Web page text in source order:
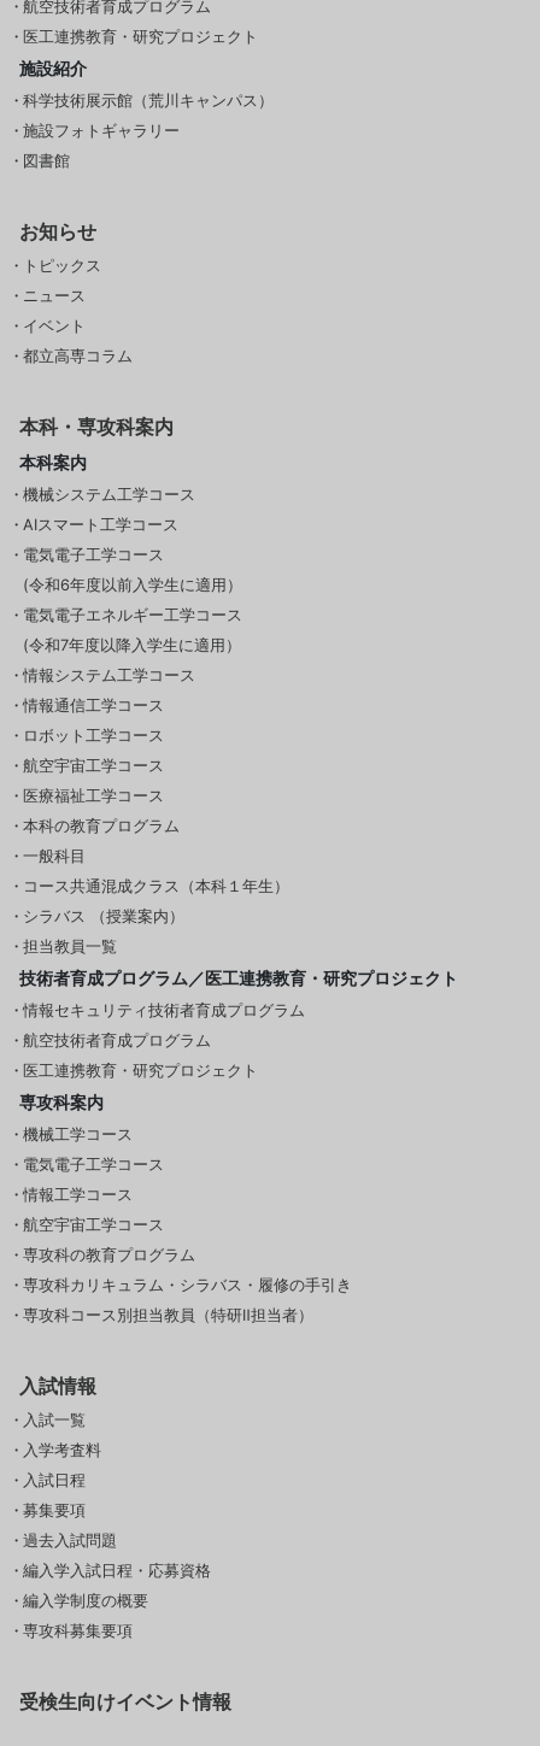
航空技術者育成プログラム
医工連携教育・研究プロジェクト
施設紹介
科学技術展示館（荒川キャンパス）
施設フォトギャラリー
図書館
お知らせ
トピックス
ニュース
イベント
都立高専コラム
本科・専攻科案内
本科案内
機械システム工学コース
AIスマート工学コース
電気電子工学コース
(令和6年度以前入学生に適用）
電気電子エネルギー工学コース
(令和7年度以降入学生に適用）
情報システム工学コース
情報通信工学コース
ロボット工学コース
航空宇宙工学コース
医療福祉工学コース
本科の教育プログラム
一般科目
コース共通混成クラス（本科１年生）
シラバス （授業案内）
担当教員一覧
技術者育成プログラム／医工連携教育・研究プロジェクト
情報セキュリティ技術者育成プログラム
航空技術者育成プログラム
医工連携教育・研究プロジェクト
専攻科案内
機械工学コース
電気電子工学コース
情報工学コース
航空宇宙工学コース
専攻科の教育プログラム
専攻科カリキュラム・シラバス・履修の手引き
専攻科コース別担当教員（特研Ⅱ担当者）
入試情報
入試一覧
入学考査料
入試日程
募集要項
過去入試問題
編入学入試日程・応募資格
編入学制度の概要
専攻科募集要項
受検生向けイベント情報